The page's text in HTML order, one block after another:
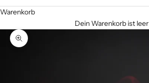
Warenkorb
Dein Warenkorb ist leer
Bild vergrößern